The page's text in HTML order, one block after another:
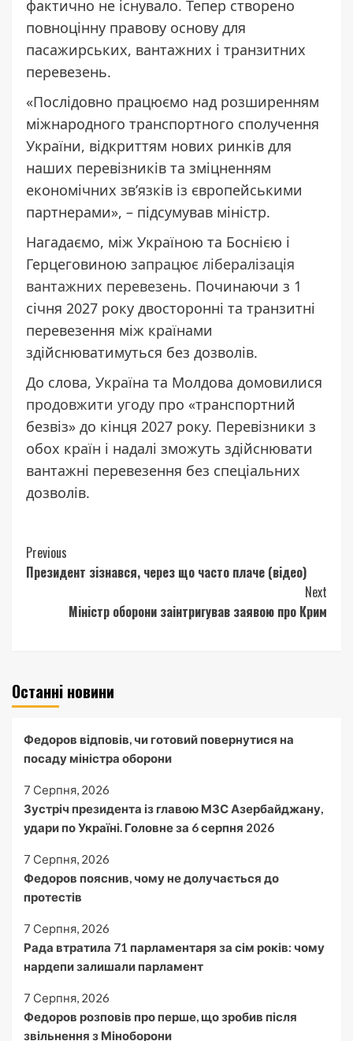
фактично не існувало. Тепер створено
повноцінну правову основу для
пасажирських, вантажних і транзитних
перевезень.
«Послідовно працюємо над розширенням
міжнародного транспортного сполучення
України, відкриттям нових ринків для
наших перевізників та зміцненням
економічних зв’язків із європейськими
партнерами», – підсумував міністр.
Нагадаємо, між Україною та Боснією і
Герцеговиною запрацює лібералізація
вантажних перевезень. Починаючи з 1
січня 2027 року двосторонні та транзитні
перевезення між країнами
здійснюватимуться без дозволів.
До слова, Україна та Молдова домовилися
продовжити угоду про «транспортний
безвіз» до кінця 2027 року. Перевізники з
обох країн і надалі зможуть здійснювати
вантажні перевезення без спеціальних
дозволів.
Continue
Reading
Previous
Президент зізнався, через що часто плаче (відео)
Next
Міністр оборони заінтригував заявою про Крим
Останні новини
Федоров відповів, чи готовий повернутися на
посаду міністра оборони
7 Серпня, 2026
Зустріч президента із главою МЗС Азербайджану,
удари по Україні. Головне за 6 серпня 2026
7 Серпня, 2026
Федоров пояснив, чому не долучається до
протестів
7 Серпня, 2026
Рада втратила 71 парламентаря за сім років: чому
нардепи залишали парламент
7 Серпня, 2026
Федоров розповів про перше, що зробив після
звільнення з Міноборони